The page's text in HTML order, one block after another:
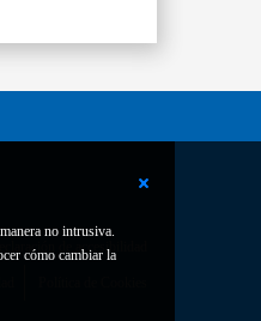
no intrusiva.
cómo cambiar la
de accesibilidad